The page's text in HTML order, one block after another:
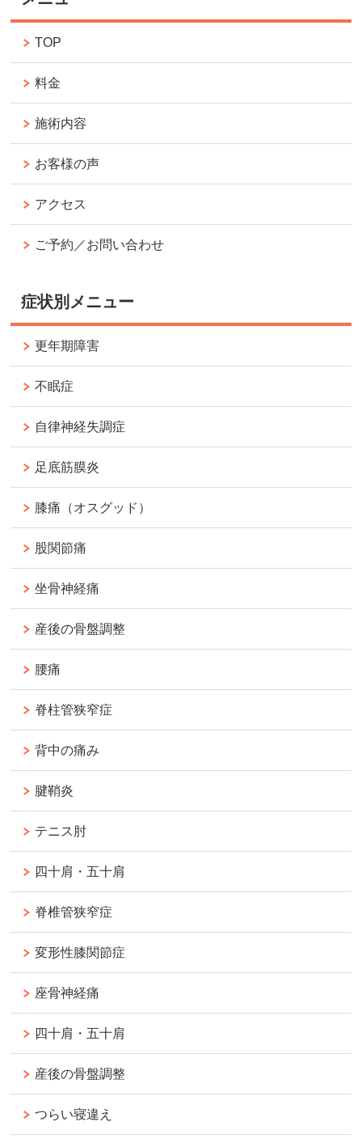
TOP
料金
施術内容
お客様の声
アクセス
ご予約／お問い合わせ
症状別メニュー
更年期障害
不眠症
自律神経失調症
足底筋膜炎
膝痛（オスグッド）
股関節痛
坐骨神経痛
産後の骨盤調整
腰痛
脊柱管狭窄症
背中の痛み
腱鞘炎
テニス肘
四十肩・五十肩
脊椎管狭窄症
変形性膝関節症
座骨神経痛
四十肩・五十肩
産後の骨盤調整
つらい寝違え